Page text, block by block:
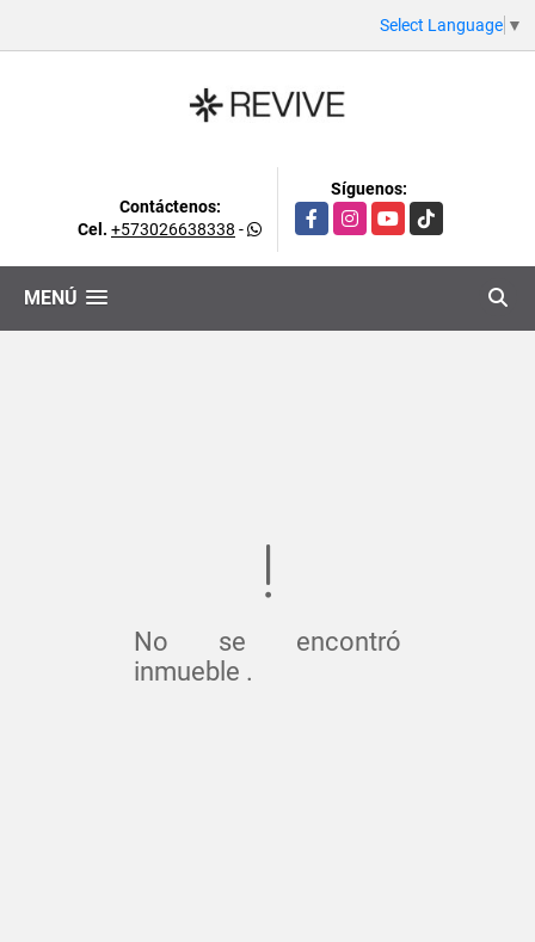
Select Language ▼
Contáctenos:
Cel. +573026638338 -
Síguenos:
FacebookInstagramYouTubeTikTok
MENÚ
No se encontró
inmueble .